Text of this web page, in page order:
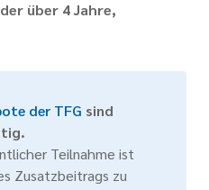
über 4 Jahre,
der TFG sind
Teilnahme ist
Zusatzbeitrags zu